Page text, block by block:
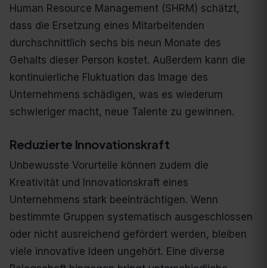
Human Resource Management (SHRM) schätzt,
dass die Ersetzung eines Mitarbeitenden
durchschnittlich sechs bis neun Monate des
Gehalts dieser Person kostet. Außerdem kann die
kontinuierliche Fluktuation das Image des
Unternehmens schädigen, was es wiederum
schwieriger macht, neue Talente zu gewinnen.
Reduzierte Innovationskraft
Unbewusste Vorurteile können zudem die
Kreativität und Innovationskraft eines
Unternehmens stark beeinträchtigen. Wenn
bestimmte Gruppen systematisch ausgeschlossen
oder nicht ausreichend gefördert werden, bleiben
viele innovative Ideen ungehört. Eine diverse